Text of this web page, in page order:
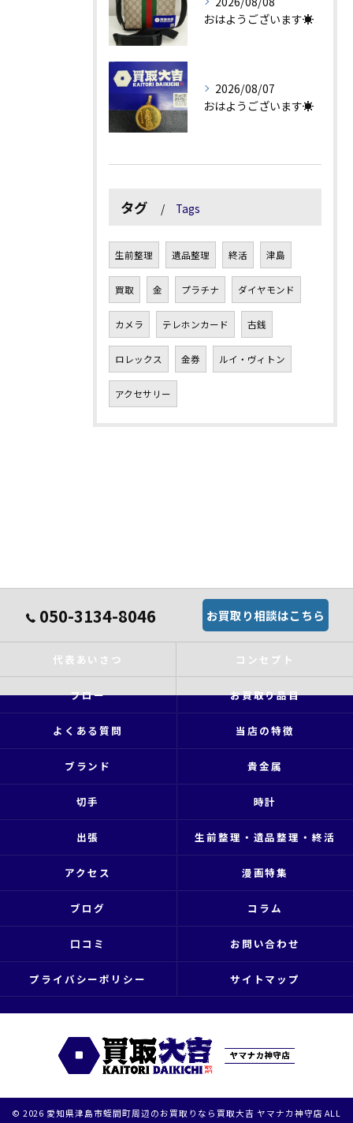
おはようございます☀
2026/08/07
おはようございます☀
タグ Tags
生前整理 遺品整理 終活 津島
買取 金 プラチナ ダイヤモンド
カメラ テレホンカード 古銭
ロレックス 金券 ルイ・ヴィトン
アクセサリー
050-3134-8046 お買取り相談はこちら
代表あいさつ コンセプト
フロー お買取り品目
よくある質問 当店の特徴
ブランド 貴金属
切手 時計
出張 生前整理・遺品整理・終活
アクセス 漫画特集
ブログ コラム
口コミ お問い合わせ
プライバシーポリシー サイトマップ
© 2026 愛知県津島市蛭間町周辺のお買取りなら買取大吉 ヤマナカ神守店 ALL